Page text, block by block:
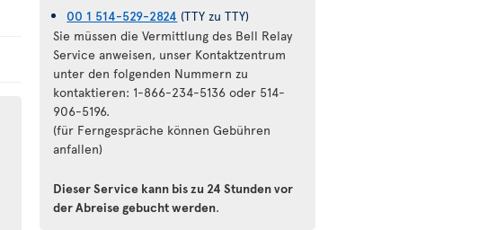
00 1 514-529-2824 (TTY zu TTY)
Sie müssen die Vermittlung des Bell Relay
Service anweisen, unser Kontaktzentrum
unter den folgenden Nummern zu
kontaktieren: 1-866-234-5136 oder 514-
906-5196.
(für Ferngespräche können Gebühren
anfallen)
Dieser Service kann bis zu 24 Stunden vor
der Abreise gebucht werden.